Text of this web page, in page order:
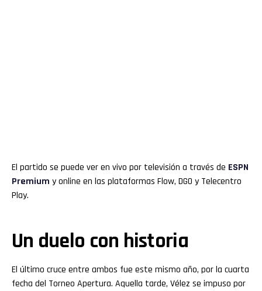
El partido se puede ver en vivo por televisión a través de ESPN
Premium y online en las plataformas Flow, DGO y Telecentro
Play.
Un duelo con historia
El último cruce entre ambos fue este mismo año, por la cuarta
fecha del Torneo Apertura. Aquella tarde, Vélez se impuso por